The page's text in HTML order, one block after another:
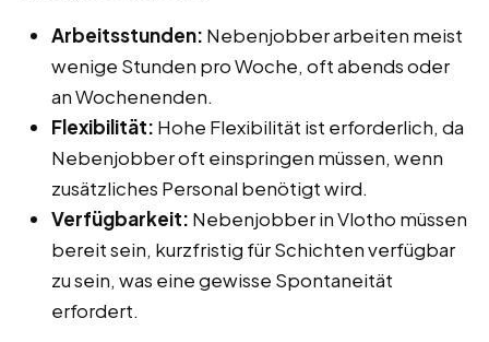
Arbeitsstunden: Nebenjobber arbeiten meist
wenige Stunden pro Woche, oft abends oder
an Wochenenden.
Flexibilität: Hohe Flexibilität ist erforderlich, da
Nebenjobber oft einspringen müssen, wenn
zusätzliches Personal benötigt wird.
Verfügbarkeit: Nebenjobber in Vlotho müssen
bereit sein, kurzfristig für Schichten verfügbar
zu sein, was eine gewisse Spontaneität
erfordert.